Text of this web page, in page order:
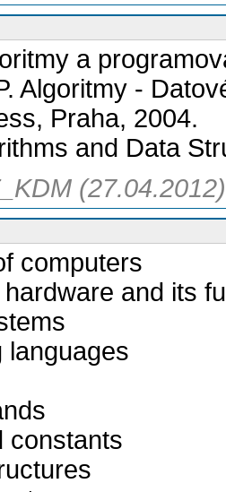
a
Algoritmy -
Praha, 2004.
and Data
(27.04.2012)
computers
and its
languages
constants